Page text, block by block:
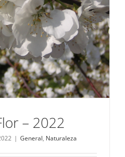
– 2022
| General, Naturaleza